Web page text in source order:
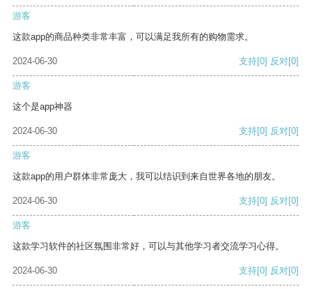
游客
这款app的商品种类非常丰富，可以满足我所有的购物需求。
2024-06-30 支持[0] 反对[0]
游客
这个是app神器
2024-06-30 支持[0] 反对[0]
游客
这款app的用户群体非常庞大，我可以结识到来自世界各地的朋友。
2024-06-30 支持[0] 反对[0]
游客
这款学习软件的社区氛围非常好，可以与其他学习者交流学习心得。
2024-06-30 支持[0] 反对[0]